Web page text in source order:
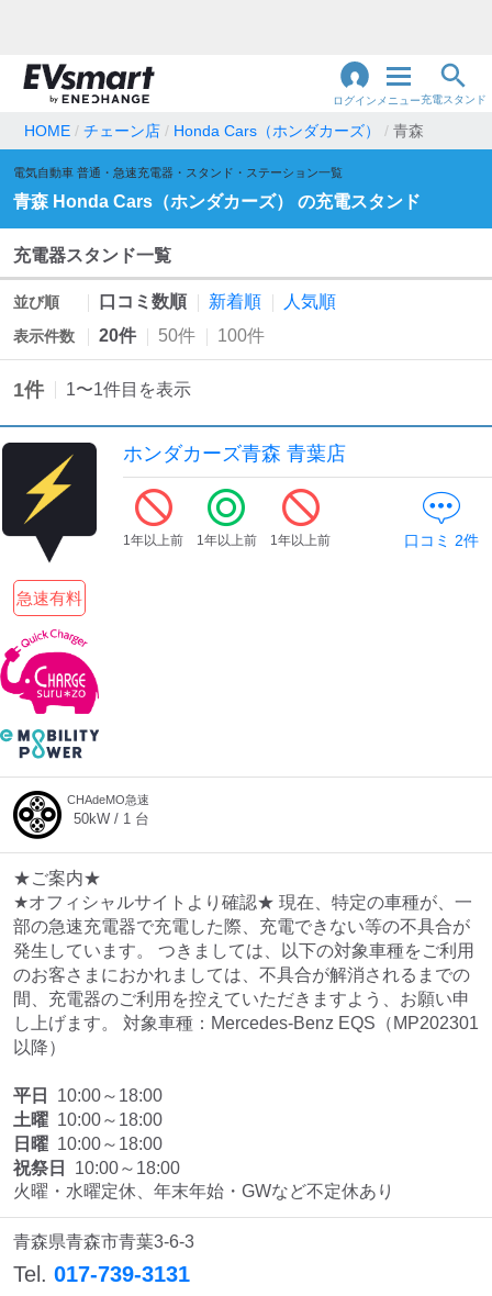
ログイン メニュー充電スタンド
地名・観光スポット・住所
充電器の種類
急速充電器のみ表示
認証システム
EV充電エネチェンジ e-Mobility Power
三菱ディーラーを表示
トヨタディーラーを表
示
充電器の出力
車種
検索する
HOME チェーン店 Honda Cars（ホンダカーズ） 青森
電気自動車 普通・急速充電器・スタンド・ステーション一覧
青森 Honda Cars（ホンダカーズ） の充電スタンド
充電器スタンド一覧
並び順 口コミ数順 新着順 人気順
表示件数 20件 50件 100件
1件 1〜1件目を表示
ホンダカーズ青森 青葉店
急速有料
1年以上前 1年以上前 1年以上前 口コミ 2件
CHAdeMO急速
50kW / 1 台
★ご案内★
★オフィシャルサイトより確認★ 現在、特定の車種が、一
部の急速充電器で充電した際、充電できない等の不具合が
発生しています。 つきましては、以下の対象車種をご利用
のお客さまにおかれましては、不具合が解消されるまでの
間、充電器のご利用を控えていただきますよう、お願い申
し上げます。 対象車種：Mercedes-Benz EQS（MP202301
以降）
平日
10:00～18:00
土曜 10:00～18:00
日曜 10:00～18:00
祝祭日
10:00～18:00
火曜・水曜定休、年末年始・GWなど不定休あり
青森県青森市青葉3-6-3
Tel. 017-739-3131